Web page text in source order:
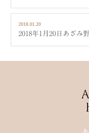
2018.01.20
2018年1月20日あざみ